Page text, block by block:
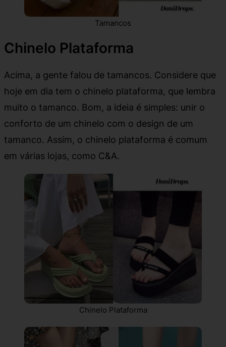
Tamancos
Chinelo Plataforma
Acima, a gente falou de tamancos. Considere que
hoje em dia tem o chinelo plataforma, que lembra
muito o tamanco. Bom, a ideia é simples: unir o
conforto de um chinelo com o design de um
tamanco. Assim, o chinelo plataforma é comum
em várias lojas, como C&A.
Chinelo Plataforma